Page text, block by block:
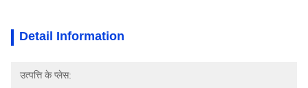
Detail Information
उत्पत्ति के प्लेस: